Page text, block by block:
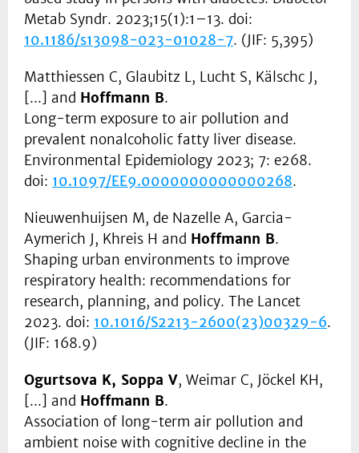
Metab Syndr. 2023;15(1):1–13. doi:
10.1186/s13098-023-01028-7. (JIF: 5,395)
Matthiessen C, Glaubitz L, Lucht S, Kälschc J,
[...] and Hoffmann B.
Long-term exposure to air pollution and
prevalent nonalcoholic fatty liver disease.
Environmental Epidemiology 2023; 7: e268.
doi: 10.1097/EE9.0000000000000268.
Nieuwenhuijsen M, de Nazelle A, Garcia-
Aymerich J, Khreis H and Hoffmann B.
Shaping urban environments to improve
respiratory health: recommendations for
research, planning, and policy. The Lancet
2023. doi: 10.1016/S2213-2600(23)00329-6.
(JIF: 168.9)
Ogurtsova K, Soppa V, Weimar C, Jöckel KH,
[...] and Hoffmann B.
Association of long-term air pollution and
ambient noise with cognitive decline in the